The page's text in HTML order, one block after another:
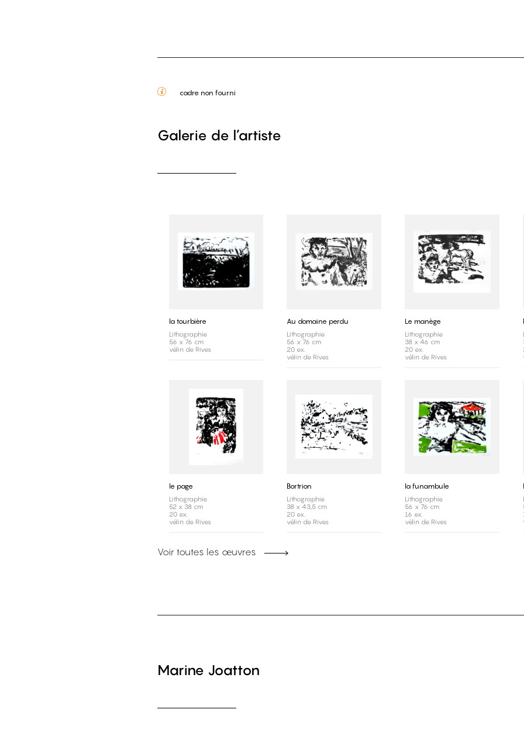
cadre non fourni
Galerie de l’artiste
la tourbière
Lithographie
56 x 76 cm
vélin de Rives
Au domaine perdu
Lithographie
56 x 76 cm
20 ex.
vélin de Rives
Le manège
Lithographie
38 x 46 cm
20 ex.
vélin de Rives
le page
Lithographie
52 x 38 cm
20 ex.
vélin de Rives
Bortrion
Lithographie
38 x 43,5 cm
20 ex.
vélin de Rives
la funambule
Lithographie
56 x 76 cm
16 ex.
vélin de Rives
Voir toutes les œuvres
Marine Joatton